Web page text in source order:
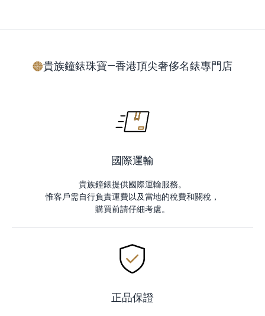
貴族鐘錶珠寶—香港頂尖奢侈名錶專門店
國際運輸
貴族鐘錶提供國際運輸服務。
惟客戶需自行負責運費以及當地的稅費和關稅，
購買前請仔細考慮。
正品保證